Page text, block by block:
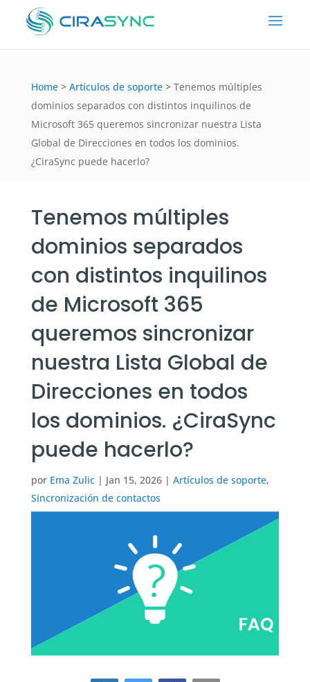
Home > Artículos de soporte > Tenemos múltiples
dominios separados con distintos inquilinos de
Microsoft 365 queremos sincronizar nuestra Lista
Global de Direcciones en todos los dominios.
¿CiraSync puede hacerlo?
Tenemos múltiples
dominios separados
con distintos inquilinos
de Microsoft 365
queremos sincronizar
nuestra Lista Global de
Direcciones en todos
los dominios. ¿CiraSync
puede hacerlo?
por Ema Zulic| Jan 15, 2026| Artículos de soporte,
Sincronización de contactos